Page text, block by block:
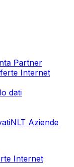
Partner
Internet
dati
NLT Aziende
Internet